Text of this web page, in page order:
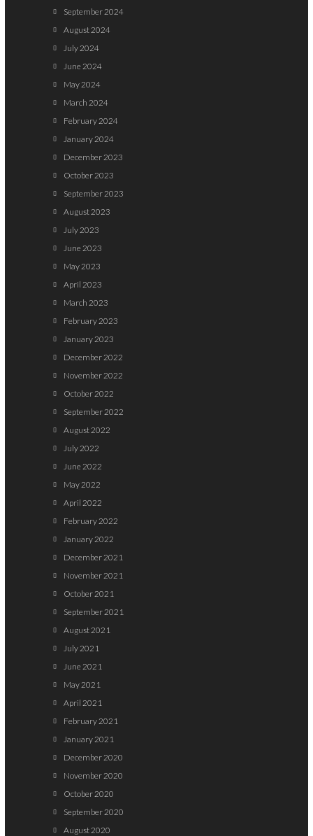
September 2024
August 2024
July 2024
June 2024
May 2024
March 2024
February 2024
January 2024
December 2023
October 2023
September 2023
August 2023
July 2023
June 2023
May 2023
April 2023
March 2023
February 2023
January 2023
December 2022
November 2022
October 2022
September 2022
August 2022
July 2022
June 2022
May 2022
April 2022
February 2022
January 2022
December 2021
November 2021
October 2021
September 2021
August 2021
July 2021
June 2021
May 2021
April 2021
February 2021
January 2021
December 2020
November 2020
October 2020
September 2020
August 2020